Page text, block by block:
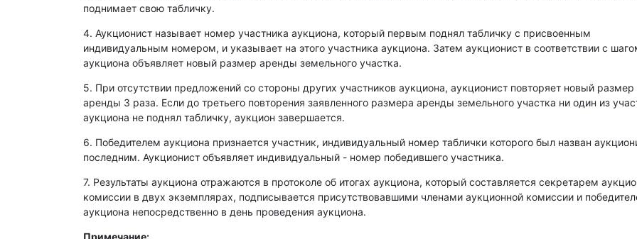
поднимает свою табличку.
4. Аукционист называет номер участника аукциона, который первым поднял табличку с присвоенным
индивидуальным номером, и указывает на этого участника аукциона. Затем аукционист в соответствии с
аукциона объявляет новый размер аренды земельного участка.
5. При отсутствии предложений со стороны других участников аукциона, аукционист повторяет новый размер
аренды 3 раза. Если до третьего повторения заявленного размера аренды земельного участка ни один из
аукциона не поднял табличку, аукцион завершается.
6. Победителем аукциона признается участник, индивидуальный номер таблички которого был назван
последним. Аукционист объявляет индивидуальный - номер победившего участника.
7. Результаты аукциона отражаются в протоколе об итогах аукциона, который составляется секретарем
комиссии в двух экземплярах, подписывается присутствовавшими членами аукционной комиссии и
аукциона непосредственно в день проведения аукциона.
Примечание: